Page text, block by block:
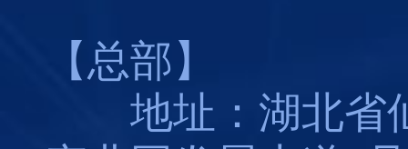
【总部】
地址：湖北省